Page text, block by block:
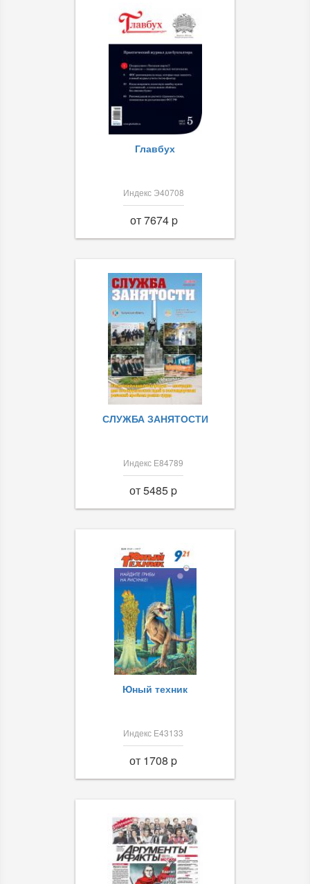
Главбух
Индекс Э40708
от 7674 p
СЛУЖБА ЗАНЯТОСТИ
Индекс Е84789
от 5485 p
Юный техник
Индекс Е43133
от 1708 p